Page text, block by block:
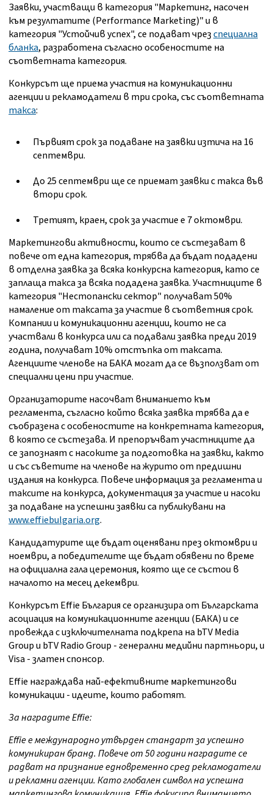
Заявки, участващи в категория "Маркетинг, насочен
към резултатите (Performance Marketing)" и в
категория "Устойчив успех", се подават чрезспециална
бланка, разработена съгласно особеностите на
съответната категория.
Конкурсът ще приема участия на комуникационни
агенции и рекламодатели в три срока, със съответната
такса:
Първият срок за подаване на заявки изтича на 16
септември.
До 25 септември ще се приемат заявки с такса във
втори срок.
Третият, краен, срок за участие е 7 октомври.
Маркетингови активности, които се състезават в
повече от една категория, трябва да бъдат подадени
в отделна заявка за всяка конкурсна категория, като се
заплаща такса за всяка подадена заявка. Участниците в
категория "Нестопански сектор" получават 50%
намаление от таксата за участие в съответния срок.
Компании и комуникационни агенции, които не са
участвали в конкурса или са подавали заявка преди 2019
година, получават 10% отстъпка от таксата.
Агенциите членове на БАКА могат да се възползват от
специални цени при участие.
Организаторите насочват вниманието към
регламента, съгласно който всяка заявка трябва да е
съобразена с особеностите на конкретната категория,
в която се състезава. И препоръчват участниците да
се запознаят с насоките за подготовка на заявки, както
и със съветите на членове на журито от предишни
издания на конкурса. Повече информация за регламента и
таксите на конкурса, документация за участие и насоки
за подаване на успешни заявки са публикувани на
www.effiebulgaria.org.
Кандидатурите ще бъдат оценявани през октомври и
ноември, а победителите ще бъдат обявени по време
на официална гала церемония, която ще се състои в
началото на месец декември.
Конкурсът Effie България се организира от Българската
асоциация на комуникационните агенции (БАКА) и се
провежда с изключителната подкрепа на bTV Media
Group и bTV Radio Group - генерални медийни партньори, и
Visa - златен спонсор.
Effie награждава най-ефективните маркетингови
комуникации - идеите, които работят.
За наградите Effie:
Effie е международно утвърден стандарт за успешно
комуникиран бранд. Повече от 50 години наградите се
радват на признание едновременно сред рекламодатели
и рекламни агенции. Като глобален символ на успешна